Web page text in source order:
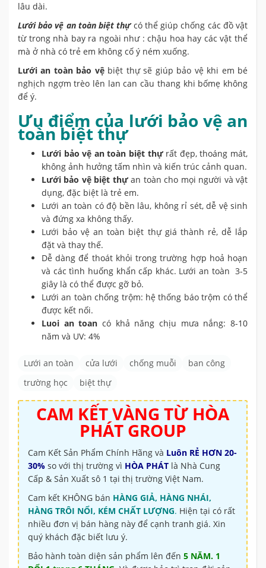
lâu dài.
Lưới bảo vệ an toàn biệt thựcó thể giúp chống các đồ vật
từ trong nhà bay ra ngoài như : chậu hoa hay các vật thể
mà ở nhà có trẻ em không cố ý ném xuống.
Lưới an toàn bảo vệbiệt thự sẽ giúp bảo vệ khi em bé
nghịch ngợm trèo lên lan can cầu thang khi bốmẹ không
để ý.
Ưu điểm của lưới bảo vệ an
toàn biệt thự
Lưới bảo vệ an toàn biệt thựrất đẹp, thoáng mát,
không ảnh hưởng tấm nhìn và kiến trúc cảnh quan.
Lưới bảo vệ biệt thựan toàn cho mọi người và vật
dụng, đặc biệt là trẻ em.
Lưới an toàn có độ bền lâu, không rỉ sét, dễ vệ sinh
và đứng xa không thấy.
Lưới bảo vệ an toàn biệt thự giá thành rẻ, dễ lắp
đặt và thay thế.
Dễ dàng để thoát khỏi trong trường hợp hoả hoạn
và các tình huống khẩn cấp khác. Lưới an toàn 3-5
giây là có thể được gỡ bỏ.
Lưới an toàn chống trộm: hệ thống báo trộm có thể
được kết nối.
Luoi an toan có khả năng chịu mưa nắng: 8-10
năm và UV: 4%
Lưới an toàn cửa lưới chống muỗi
ban công
trường học
biệt thự
CAM KẾT VÀNG TỪ HÒA
PHÁT GROUP
Cam Kết Sản Phẩm Chính Hãng và Luôn RẺ HƠN 20-
30% so với thị trường vì HÒA PHÁT là Nhà Cung
Cấp & Sản Xuất sô 1 tại thị trường Việt Nam.
Cam kết KHÔNG bán HÀNG GIẢ, HÀNG NHÁI,
HÀNG TRÔI NỔI, KÉM CHẤT LƯỢNG. Hiện tại có rất
nhiều đơn vị bán hàng này để cạnh tranh giá. Xin
quý khách đặc biết lưu ý.
Bảo hành toàn diện sản phẩm lên đến 5 NĂM. 1